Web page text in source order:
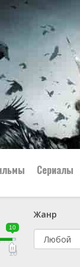
Сериалы
10
10
Жанр